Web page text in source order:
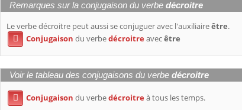
Remarques sur la conjugaison du verbedécroitre
Le verbe décroitre peut aussi se conjuguer avec l'auxiliaireêtre.
 Conjugaison du verbedécroitreavecêtre
Voir le tableau des conjugaisons du verbedécroitre
 Conjugaison du verbedécroitreà tous les temps.